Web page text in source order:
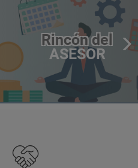
Rincón del
ASESOR